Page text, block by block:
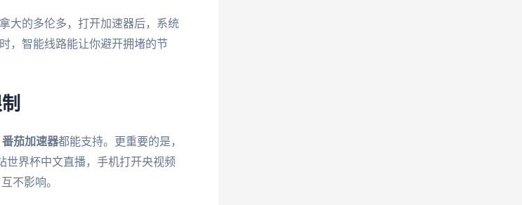
大的多伦多，打开加速器后，系统
，智能线路能让你避开拥堵的节
番茄加速器都能支持。更重要的是，
界杯中文直播，手机打开央视频
不影响。